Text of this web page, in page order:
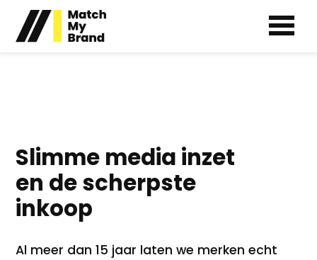
Slimme media inzet
en de scherpste
inkoop
Al meer dan 15 jaar laten we merken echt